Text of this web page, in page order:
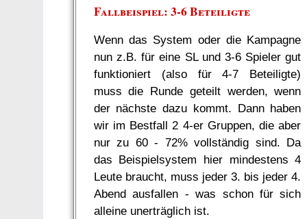
Fallbeispiel: 3-6 Beteiligte
Wenn das System oder die Kampagne
nun z.B. für eine SL und 3-6 Spieler gut
funktioniert (also für 4-7 Beteiligte)
muss die Runde geteilt werden, wenn
der nächste dazu kommt. Dann haben
wir im Bestfall 2 4-er Gruppen, die aber
nur zu 60 - 72% vollständig sind. Da
das Beispielsystem hier mindestens 4
Leute braucht, muss jeder 3. bis jeder 4.
Abend ausfallen - was schon für sich
alleine unerträglich ist.